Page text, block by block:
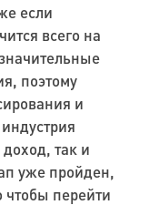
если
всего на
поэтому
и
так и
уже пройден,
перейти